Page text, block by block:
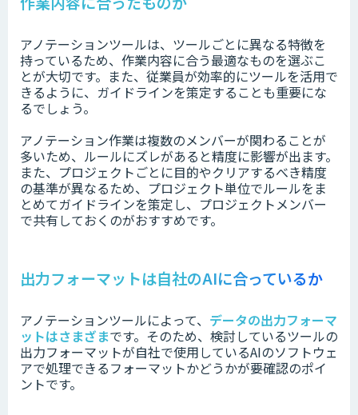
アノテーションツールは、ツールごとに異なる特徴を
持っているため、作業内容に合う最適なものを選ぶこ
とが大切です。また、従業員が効率的にツールを活用で
きるように、ガイドラインを策定することも重要にな
るでしょう。
アノテーション作業は複数のメンバーが関わることが
多いため、ルールにズレがあると精度に影響が出ます。
また、プロジェクトごとに目的やクリアするべき精度
の基準が異なるため、プロジェクト単位でルールをま
とめてガイドラインを策定し、プロジェクトメンバー
で共有しておくのがおすすめです。
出力フォーマットは自社のAIに合っているか
アノテーションツールによって、 データの出力フォーマ
ットはさまざまです。 そのため、検討しているツールの
出力フォーマットが自社で使用しているAIのソフトウェ
アで処理できるフォーマットかどうかが要確認のポイ
ントです。